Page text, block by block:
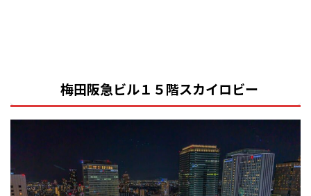
梅田阪急ビル１５階スカイロビー